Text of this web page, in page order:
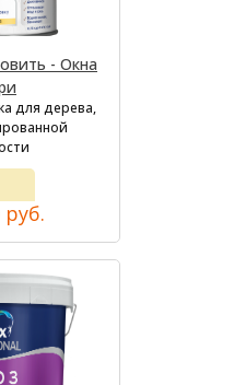
- Окна
для дерева,
руб.